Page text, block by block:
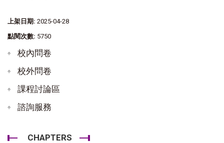
上架日期: 2025-04-28
點閱次數: 5750
校內問卷
校外問卷
課程討論區
諮詢服務
CHAPTERS